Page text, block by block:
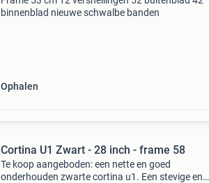
binnenblad nieuwe schwalbe banden
Ophalen
Cortina U1 Zwart - 28 inch - frame 58
Te koop aangeboden: een nette en goed
onderhouden zwarte cortina u1. Een stevige en